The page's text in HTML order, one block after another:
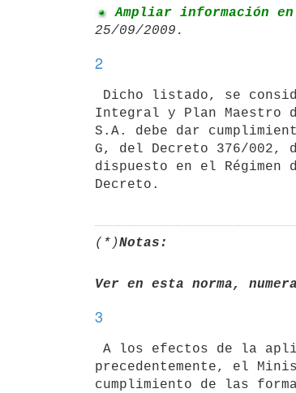
Ampliar información
2
Integral y Plan Maestro
S.A. debe dar
G, del Decreto 376/002,
dispuesto en el
(*)Notas:
Ver en esta norma,
3
precedentemente, el
cumplimiento de las